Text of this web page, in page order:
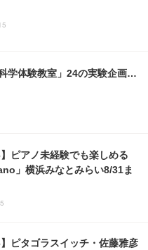
学体験教室」24の実験企画…
】ピアノ未経験でも楽しめる
」横浜みなとみらい8/31ま
】ピタゴラスイッチ・佐藤雅彦